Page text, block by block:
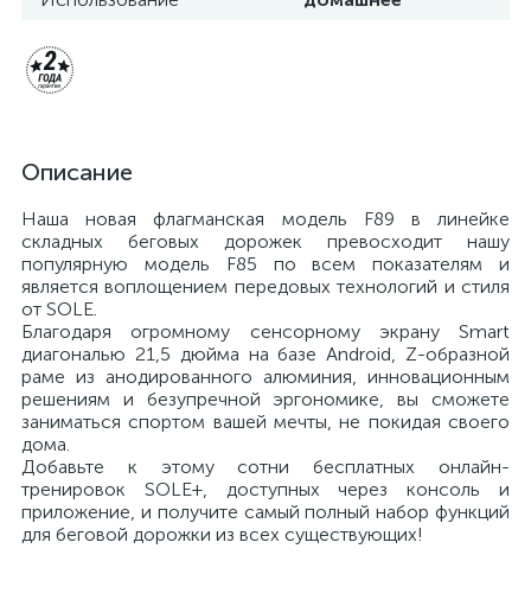
Описание
Наша новая флагманская модель F89 в линейке
складных беговых дорожек превосходит нашу
популярную модель F85 по всем показателям и
является воплощением передовых технологий и стиля
от SOLE.
Благодаря огромному сенсорному экрану Smart
диагональю 21,5 дюйма на базе Android, Z-образной
раме из анодированного алюминия, инновационным
решениям и безупречной эргономике, вы сможете
заниматься спортом вашей мечты, не покидая своего
дома.
Добавьте к этому сотни бесплатных онлайн-
тренировок SOLE+, доступных через консоль и
приложение, и получите самый полный набор функций
для беговой дорожки из всех существующих!